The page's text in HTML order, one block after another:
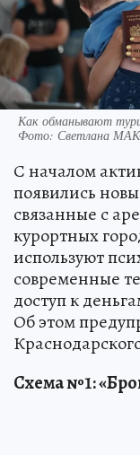
Как обманывают
Фото: Светлана
С началом
появились
связанные с
курортных
используют
современные
доступ к
Об этом
Схема №1: